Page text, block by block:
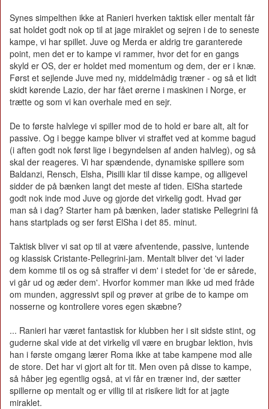
Synes simpelthen ikke at Ranieri hverken taktisk eller mentalt får
sat holdet godt nok op til at jage miraklet og sejren i de to seneste
kampe, vi har spillet. Juve og Merda er aldrig tre garanterede
point, men det er to kampe vi rammer, hvor det for en gangs
skyld er OS, der er holdet med momentum og dem, der er i knæ.
Først et sejlende Juve med ny, middelmådig træner - og så et lidt
skidt kørende Lazio, der har fået ørerne i maskinen i Norge, er
trætte og som vi kan overhale med en sejr.
De to første halvlege vi spiller mod de to hold er bare alt, alt for
passive. Og i begge kampe bliver vi straffet ved at komme bagud
(i aften godt nok først lige i begyndelsen af anden halvleg), og så
skal der reageres. Vi har spændende, dynamiske spillere som
Baldanzi, Rensch, Elsha, Pisilli klar til disse kampe, og alligevel
sidder de på bænken langt det meste af tiden. ElSha startede
godt nok inde mod Juve og gjorde det virkelig godt. Hvad gør
man så i dag? Starter ham på bænken, lader statiske Pellegrini få
hans startplads og ser først ElSha i det 85. minut.
Taktisk bliver vi sat op til at være afventende, passive, luntende
og klassisk Cristante-Pellegrini-jam. Mentalt bliver det 'vi lader
dem komme til os og så straffer vi dem' i stedet for 'de er sårede,
vi går ud og æder dem'. Hvorfor kommer man ikke ud med fråde
om munden, aggressivt spil og prøver at gribe de to kampe om
nosserne og kontrollere vores egen skæbne?
... Ranieri har været fantastisk for klubben her i sit sidste stint, og
guderne skal vide at det virkelig vil være en brugbar lektion, hvis
han i første omgang lærer Roma ikke at tabe kampene mod alle
de store. Det har vi gjort alt for tit. Men oven på disse to kampe,
så håber jeg egentlig også, at vi får en træner ind, der sætter
spillerne op mentalt og er villig til at risikere lidt for at jagte
miraklet.